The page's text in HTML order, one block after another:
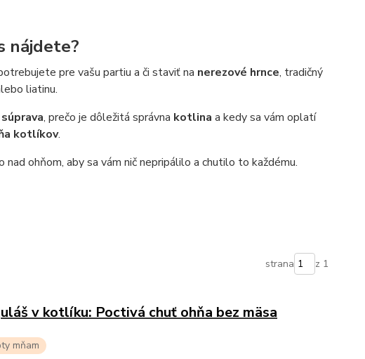
nájdete?
pre vašu partiu a či staviť na nerezové hrnce, tradičný
liatinu.
, prečo je dôležitá správna kotlina a kedy sa vám oplatí
kotlíkov.
nad ohňom, aby sa vám nič nepripálilo a chutilo to každému.
strana z 1
v kotlíku: Poctivá chuť ohňa bez mäsa
mňam